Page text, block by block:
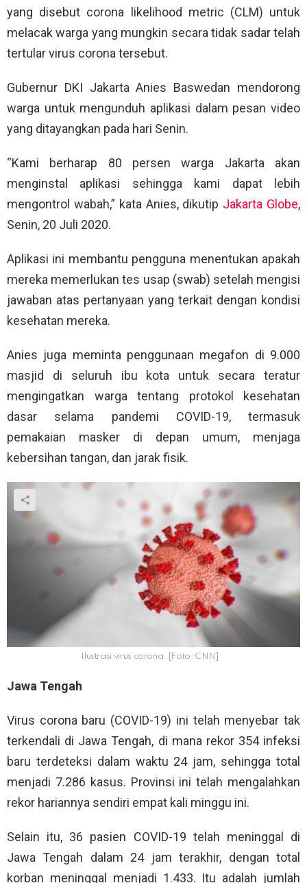
yang disebut corona likelihood metric (CLM) untuk
melacak warga yang mungkin secara tidak sadar telah
tertular virus corona tersebut.
Gubernur DKI Jakarta Anies Baswedan mendorong
warga untuk mengunduh aplikasi dalam pesan video
yang ditayangkan pada hari Senin.
“Kami berharap 80 persen warga Jakarta akan
menginstal aplikasi sehingga kami dapat lebih
mengontrol wabah,” kata Anies, dikutip Jakarta Globe,
Senin, 20 Juli 2020.
Aplikasi ini membantu pengguna menentukan apakah
mereka memerlukan tes usap (swab) setelah mengisi
jawaban atas pertanyaan yang terkait dengan kondisi
kesehatan mereka.
Anies juga meminta penggunaan megafon di 9.000
masjid di seluruh ibu kota untuk secara teratur
mengingatkan warga tentang protokol kesehatan
dasar selama pandemi COVID-19, termasuk
pemakaian masker di depan umum, menjaga
kebersihan tangan, dan jarak fisik.
Ilustrasi virus corona. [Foto: CNN]
Jawa Tengah
Virus corona baru (COVID-19) ini telah menyebar tak
terkendali di Jawa Tengah, di mana rekor 354 infeksi
baru terdeteksi dalam waktu 24 jam, sehingga total
menjadi 7.286 kasus. Provinsi ini telah mengalahkan
rekor hariannya sendiri empat kali minggu ini.
Selain itu, 36 pasien COVID-19 telah meninggal di
Jawa Tengah dalam 24 jam terakhir, dengan total
korban meninggal menjadi 1.433. Itu adalah jumlah